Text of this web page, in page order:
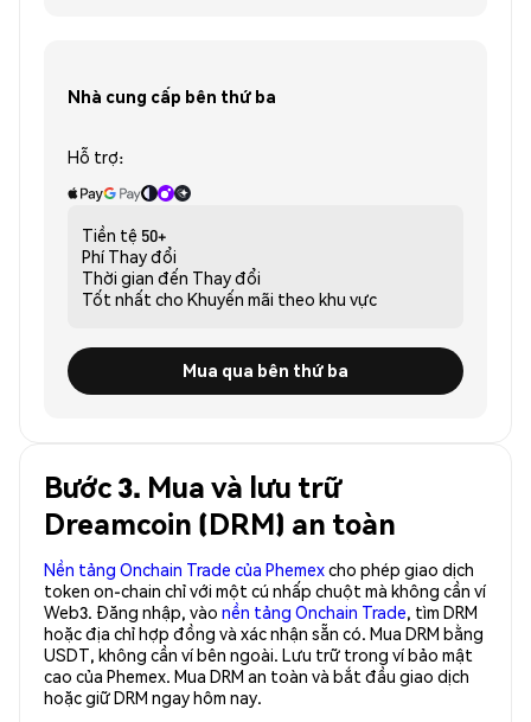
Nhà cung cấp bên thứ ba
Hỗ trợ:
Tiền tệ 50+
Phí Thay đổi
Thời gian đến Thay đổi
Tốt nhất cho Khuyến mãi theo khu vực
Mua qua bên thứ ba
Bước 3. Mua và lưu trữ
Dreamcoin (DRM) an toàn
Nền tảng Onchain Trade của Phemexcho phép giao dịch
token on-chain chỉ với một cú nhấp chuột mà không cần ví
Web3. Đăng nhập, vào nền tảng Onchain Trade, tìm DRM
hoặc địa chỉ hợp đồng và xác nhận sẵn có. Mua DRM bằng
USDT, không cần ví bên ngoài. Lưu trữ trong ví bảo mật
cao của Phemex. Mua DRM an toàn và bắt đầu giao dịch
hoặc giữ DRM ngay hôm nay.